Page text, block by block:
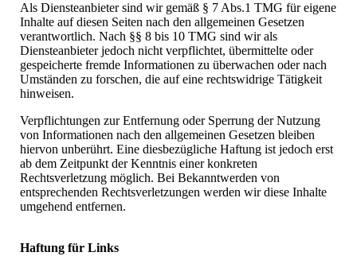
Als Diensteanbieter sind wir gemäß § 7 Abs.1 TMG für eigene
Inhalte auf diesen Seiten nach den allgemeinen Gesetzen
verantwortlich. Nach §§ 8 bis 10 TMG sind wir als
Diensteanbieter jedoch nicht verpflichtet, übermittelte oder
gespeicherte fremde Informationen zu überwachen oder nach
Umständen zu forschen, die auf eine rechtswidrige Tätigkeit
hinweisen.​
Verpflichtungen zur Entfernung oder Sperrung der Nutzung
von Informationen nach den allgemeinen Gesetzen bleiben
hiervon unberührt. Eine diesbezügliche Haftung ist jedoch erst
ab dem Zeitpunkt der Kenntnis einer konkreten
Rechtsverletzung möglich. Bei Bekanntwerden von
entsprechenden Rechtsverletzungen werden wir diese Inhalte
umgehend entfernen.
Haftung für Links​